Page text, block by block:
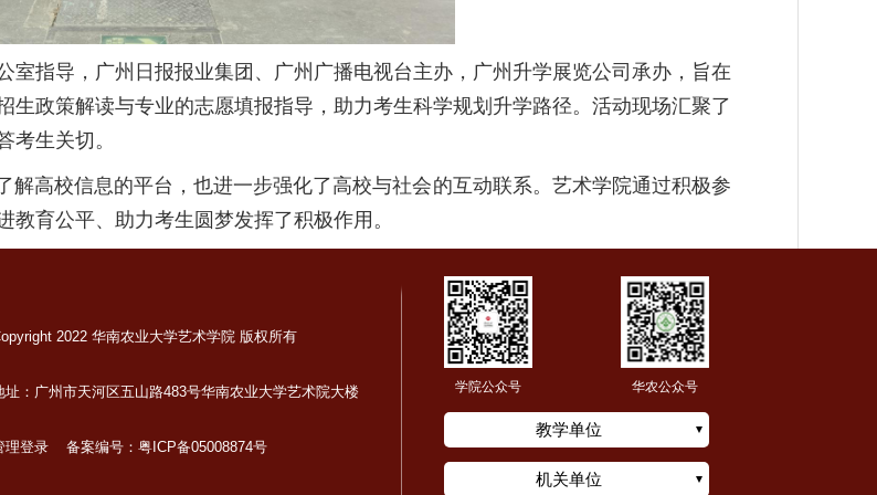
室指导，广州日报报业集团、广州广播电视台主办，广州升学展览公司承办，旨在
政策解读与专业的志愿填报指导，助力考生科学规划升学路径。活动现场汇聚了
考生关切。
解高校信息的平台，也进一步强化了高校与社会的互动联系。艺术学院通过积极参
育公平、助力考生圆梦发挥了积极作用。
2022 华南农业大学艺术学院 版权所有
址：广州市天河区五山路483号华南农业大学艺术院大楼
理登录 备案编号：粤ICP备05008874号
学院公众号 华农公众号
教学单位
机关单位